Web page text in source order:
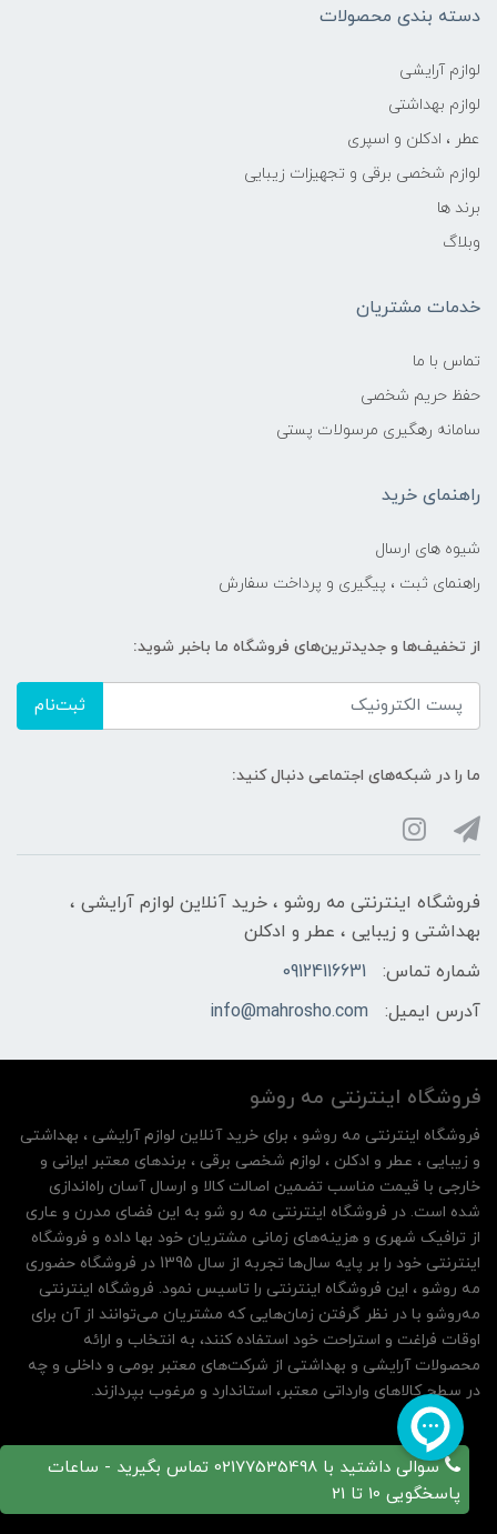
دسته بندی محصولات
لوازم آرایشی
لوازم بهداشتی
عطر ، ادکلن و اسپری
لوازم شخصی برقی و تجهیزات زیبایی
برند ها
وبلاگ
خدمات مشتریان
تماس با ما
حفظ حریم شخصی
سامانه رهگیری مرسولات پستی
راهنمای خرید
شیوه های ارسال
راهنمای ثبت ، پیگیری و پرداخت سفارش
از تخفیف‌ها و جدیدترین‌های فروشگاه ما باخبر شوید:
ثبت‌نام
ما را در شبکه‌های اجتماعی دنبال کنید:
فروشگاه اینترنتی مه‌ رو‌شو ، خرید آنلاین لوازم آرایشی ،
بهداشتی و زیبایی ، عطر و ادکلن
شماره تماس:
09124116631
آدرس ایمیل:
info@mahrosho.com
سوالی داشتید با 02177535498 تماس بگیرید - ساعات
پاسخگویی 10 تا 21
فروشگاه اینترنتی مه‌ رو‌شو
فروشگاه اینترنتی مه‌ رو‌شو ، برای خرید آنلاین لوازم آرایشی ، بهداشتی
و زیبایی ، عطر و ادکلن ، لوازم شخصی برقی ، برندهای معتبر ایرانی و
خارجی با قیمت مناسب تضمین اصالت کالا و ارسال آسان راه‌اندازی
شده است. در فروشگاه اینترنتی مه رو شو به این فضای مدرن و عاری
از ترافیک شهری و هزینه‌های زمانی مشتریان خود بها داده و فروشگاه
اینترنتی خود را بر پایه سال‌ها تجربه از سال 1395 در فروشگاه حضوری
مه روشو ، این فروشگاه اینترنتی را تاسیس نمود. فروشگاه اینترنتی
مه‌رو‌شو با در نظر گرفتن زمان‌هایی که مشتریان می‌توانند از آن‌ برای
اوقات فراغت و استراحت خود استفاده کنند، به انتخاب و ارائه
محصولات آرایشی و بهداشتی از شرکت‌های معتبر بومی و داخلی و چه
در سطح کالاهای وارداتی معتبر، استاندارد و مرغوب بپردازند.